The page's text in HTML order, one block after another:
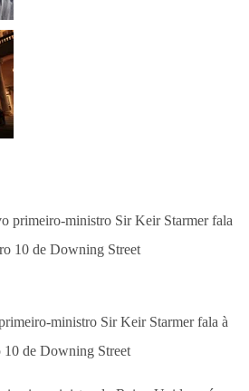
ministro Sir Keir Starmer fala à
10 de Downing Street